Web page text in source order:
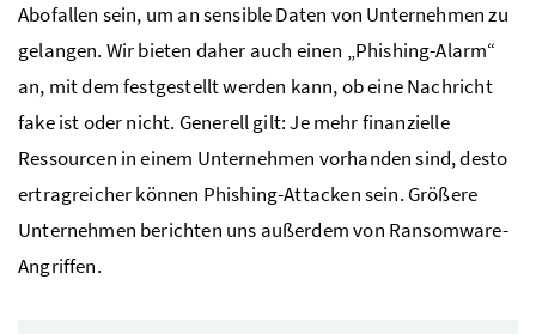
Abofallen sein, um an sensible Daten von Unternehmen zu
gelangen. Wir bieten daher auch einen „Phishing-Alarm“
an, mit dem festgestellt werden kann, ob eine Nachricht
fake ist oder nicht. Generell gilt: Je mehr finanzielle
Ressourcen in einem Unternehmen vorhanden sind, desto
ertragreicher können Phishing-Attacken sein. Größere
Unternehmen berichten uns außerdem von Ransomware-
Angriffen.